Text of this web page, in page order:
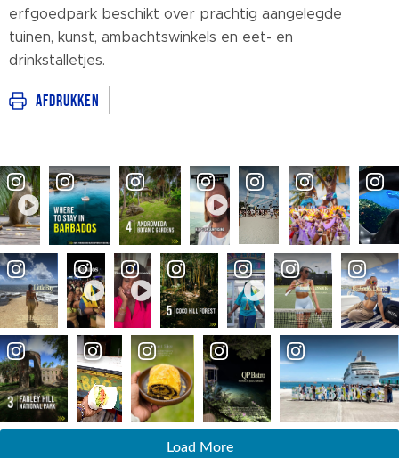
erfgoedpark beschikt over prachtig aangelegde
tuinen, kunst, ambachtswinkels en eet- en
drinkstalletjes.
Afdrukken
Load More